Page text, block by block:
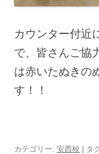
カウンター付近
で、皆さんご協
は赤いたぬきの
す！！
カテゴリー: 安西校 | タ